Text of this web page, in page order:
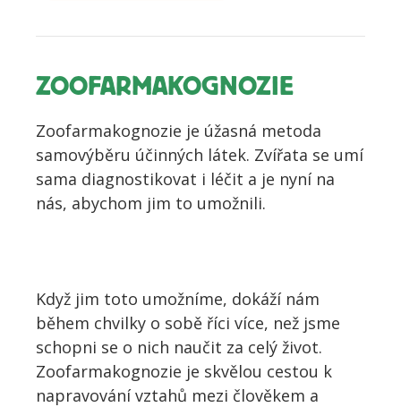
ZOOFARMAKOGNOZIE
Zoofarmakognozie je úžasná metoda
samovýběru účinných látek. Zvířata se umí
sama diagnostikovat i léčit a je nyní na
nás, abychom jim to umožnili.
Když jim toto umožníme, dokáží nám
během chvilky o sobě říci více, než jsme
schopni se o nich naučit za celý život.
Zoofarmakognozie je skvělou cestou k
napravování vztahů mezi člověkem a